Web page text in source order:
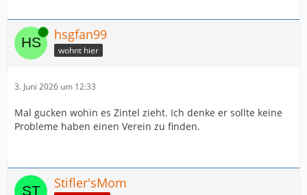
Online hsgfan99
wohnt hier
3. Juni 2026 um 12:33
Mal gucken wohin es Zintel zieht. Ich denke er sollte keine
Probleme haben einen Verein zu finden.
Stifler'sMom